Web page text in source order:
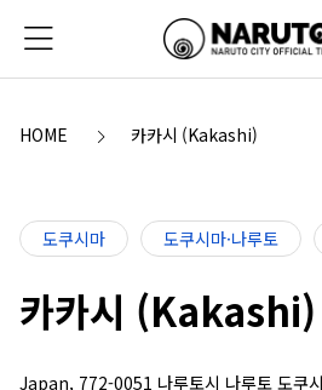
HOME 카카시 (Kakashi)
도쿠시마 도쿠시마·나루토
카카시 (Kakashi)
Japan, 772-0051 나루토시 나루토 도쿠